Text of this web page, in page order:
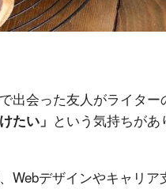
出会った友人がライタ
たい」 という気持ちがあ
Webデザインやキャリ